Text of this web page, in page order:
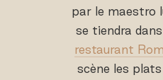
par le maestro
se tiendra
restaurant
scène les